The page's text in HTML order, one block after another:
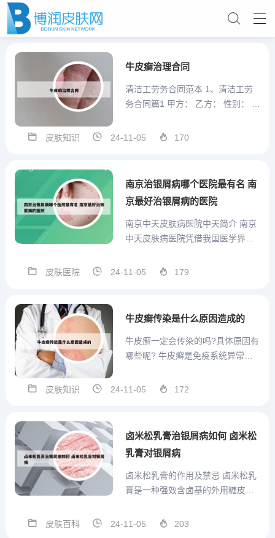
牛皮癣治理合同
清洁工劳务合同范本 1、清洁工劳
务合同篇1 甲方： 乙方： 性别： 年
高社区居住环境。依据《中华人民
方本着平等自愿、公正公平、诚实
皮肤知识 24-11-05 170
南京治银屑病哪个医院最有名 南
京最好治银屑病的医院
南京中天皮肤病医院中天简介 南京
中天皮肤病医院凭借我国医学界的
之大成，实现了皮肤病治疗方法的
地将两者融合，对皮肤疾病的治疗
皮肤医院 24-11-05 179
牛皮癣传染是什么原因造成的
牛皮癣一定会传染的吗?具体原因有
哪些呢? 牛皮癣是免疫系统异常导
病原体没有任何关系，也绝对不会
不会传染，因为牛皮癣完全没有传
皮肤知识 24-11-05 172
卤米松乳膏治银屑病如何 卤米松
乳膏对银屑病
卤米松乳膏的作用及禁忌 卤米松乳
膏是一种强效含卤基的外用糖皮质
殖、抗过敏、收缩血管和止痒的作
皮肤百科 24-11-05 203